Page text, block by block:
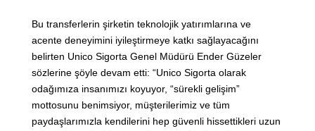
Bu transferlerin şirketin teknolojik yatırımlarına ve
acente deneyimini iyileştirmeye katkı sağlayacağını
belirten Unico Sigorta Genel Müdürü Ender Güzeler
sözlerine şöyle devam etti: “Unico Sigorta olarak
odağımıza insanımızı koyuyor, “sürekli gelişim”
mottosunu benimsiyor, müşterilerimiz ve tüm
paydaşlarımızla kendilerini hep güvenli hissettikleri uzun